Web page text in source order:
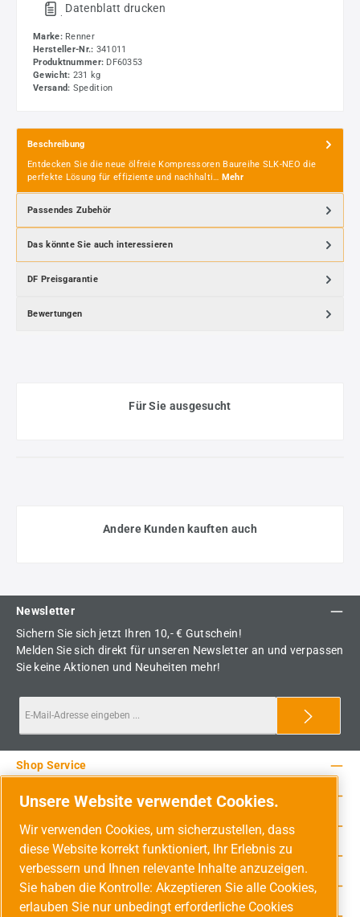
. Datenblatt drucken
Marke: Renner
Hersteller-Nr.: 341011
Produktnummer: DF60353
Gewicht: 231 kg
Versand: Spedition
Beschreibung
Entdecken Sie die neue ölfreie Kompressoren Baureihe SLK-NEO die
perfekte Lösung für effiziente und nachhalti… Mehr
Passendes Zubehör
Das könnte Sie auch interessieren
DF Preisgarantie
Bewertungen
Für Sie ausgesucht
Andere Kunden kauften auch
Newsletter
Sichern Sie sich jetzt Ihren 10,- € Gutschein!
Melden Sie sich direkt für unseren Newsletter an und verpassen
Sie keine Aktionen und Neuheiten mehr!
Service-Hotline
Shop Service
Rechtliche Hinweise
Unsere Vorteile
Versandarten
Unsere Website verwendet Cookies.
Wir verwenden Cookies, um sicherzustellen, dass
diese Website korrekt funktioniert, Ihr Erlebnis zu
verbessern und Ihnen relevante Inhalte anzuzeigen.
Sie haben die Kontrolle: Akzeptieren Sie alle Cookies,
erlauben Sie nur unbedingt erforderliche Cookies